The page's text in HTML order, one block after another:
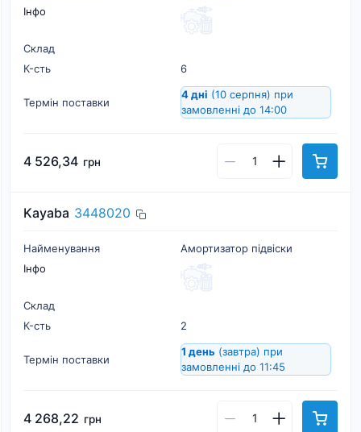
Інфо
Склад
К-cть
6
Термін поставки
4 дні (10 серпня) при
замовленні до 14:00
4 526,34 грн
Kayaba 3448020
Найменування
Амортизатор підвіски
Інфо
Склад
К-cть
2
Термін поставки
1 день (завтра) при
замовленні до 11:45
4 268,22 грн